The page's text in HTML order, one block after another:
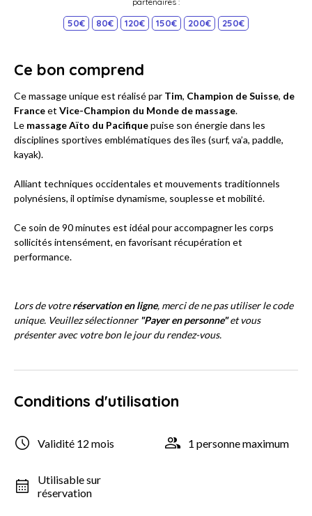
50€ 80€ 120€ 150€ 200€ 250€
Ce bon comprend
Ce massage unique est réalisé par Tim, Champion de Suisse, de
Franceet Vice-Champion du Monde de massage.
Le massage Aïto du Pacifiquepuise son énergie dans les
disciplines sportives emblématiques des îles (surf, va’a, paddle,
kayak).
Alliant techniques occidentales et mouvements traditionnels
polynésiens, il optimise dynamisme, souplesse et mobilité.
Ce soin de 90 minutes est idéal pour accompagner les corps
sollicités intensément, en favorisant récupération et
performance.
Lors de votreréservation en ligne, merci de ne pas utiliser le code
unique. Veuillez sélectionner "Payer en personne"et vous
présenter avec votre bon le jour du rendez-vous.
Conditions d'utilisation
Validité 12 mois 1 personne maximum
Utilisable sur
réservation